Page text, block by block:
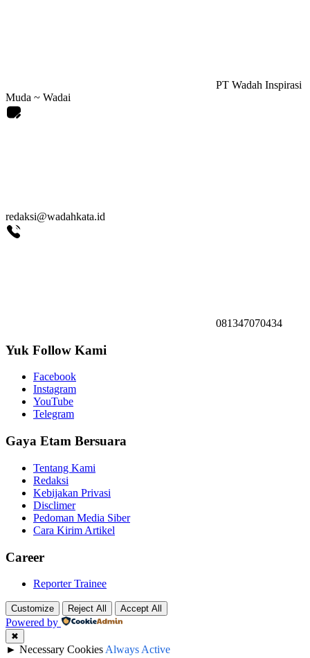
PT Wadah Inspirasi
Muda ~ Wadai
redaksi@wadahkata.id
081347070434
Yuk Follow Kami
Facebook
Instagram
YouTube
Telegram
Gaya Etam Bersuara
Tentang Kami
Redaksi
Kebijakan Privasi
Disclimer
Pedoman Media Siber
Cara Kirim Artikel
Career
Reporter Trainee
Customize Reject All Accept All
Powered by
✖
► Necessary Cookies Always Active